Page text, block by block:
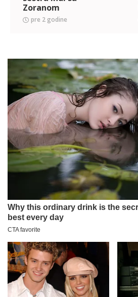
Zoranom
Marjanovićem, oči
joj pune suza
pre 2 godine